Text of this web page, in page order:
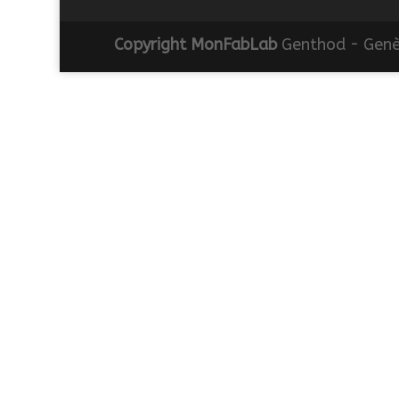
Copyright MonFabLabGenthod -